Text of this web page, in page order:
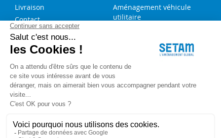
Livraison
Contact
Aménagement véhicule
utilitaire
NOS SERVICES
FAQ
Blog
Aide au choix rayonnage
Service de montage
Besoin d'aide ?